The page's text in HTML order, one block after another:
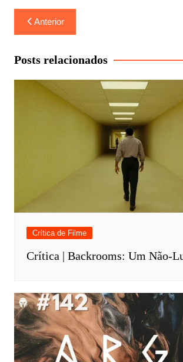
Navegação
de
Post
Anterior
Posts relacionados
Crítica de Filme
Crítica | Backrooms: Um Não-